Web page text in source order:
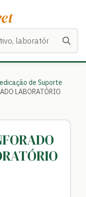
de Suporte
LABORATÓRIO